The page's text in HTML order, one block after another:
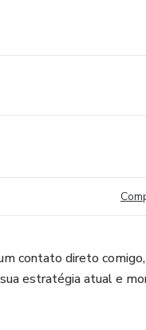
contato direto
estratégia atual e